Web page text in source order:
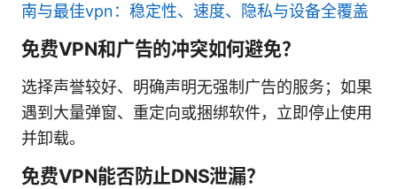
南与最佳vpn：稳定性、速度、隐私与设备全覆盖
免费VPN和广告的冲突如何避免？
选择声誉较好、明确声明无强制广告的服务；如果
遇到大量弹窗、重定向或捆绑软件，立即停止使用
并卸载。
免费VPN能否防止DNS泄漏？